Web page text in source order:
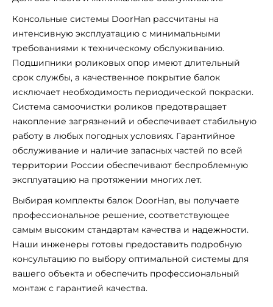
Консольные системы DoorHan рассчитаны на
интенсивную эксплуатацию с минимальными
требованиями к техническому обслуживанию.
Подшипники роликовых опор имеют длительный
срок службы, а качественное покрытие балок
исключает необходимость периодической покраски.
Система самоочистки роликов предотвращает
накопление загрязнений и обеспечивает стабильную
работу в любых погодных условиях. Гарантийное
обслуживание и наличие запасных частей по всей
территории России обеспечивают беспроблемную
эксплуатацию на протяжении многих лет.
Выбирая комплекты балок DoorHan, вы получаете
профессиональное решение, соответствующее
самым высоким стандартам качества и надежности.
Наши инженеры готовы предоставить подробную
консультацию по выбору оптимальной системы для
вашего объекта и обеспечить профессиональный
монтаж с гарантией качества.